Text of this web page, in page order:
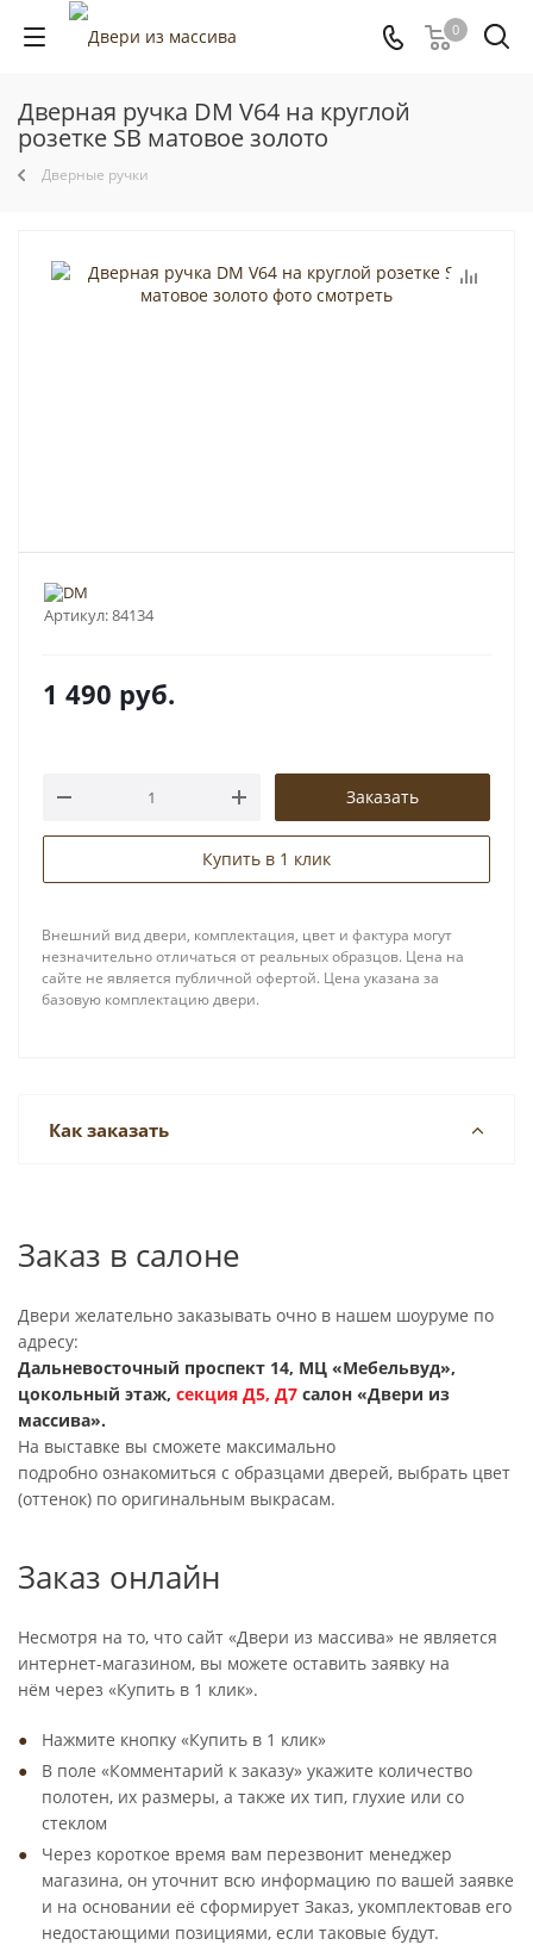
0
Дверная ручка DM V64 на круглой
розетке SB матовое золото
Дверные ручки
Артикул:84134
1 490 руб.
Заказать
Купить в 1 клик
Внешний вид двери, комплектация, цвет и фактура могут
незначительно отличаться от реальных образцов. Цена на
сайте не является публичной офертой. Цена указана за
базовую комплектацию двери.
Как заказать
Заказ в салоне
Двери желательно заказывать очно в нашем шоуруме по
адресу:
Дальневосточный проспект 14, МЦ «Мебельвуд»,
цокольный этаж, секция Д5, Д7 салон «Двери из
массива».
На выставке вы сможете максимально
подробно ознакомиться с образцами дверей, выбрать цвет
(оттенок) по оригинальным выкрасам.
Заказ онлайн
Несмотря на то, что сайт «Двери из массива» не является
интернет-магазином, вы можете оставить заявку на
нём через «Купить в 1 клик».
Нажмите кнопку «Купить в 1 клик»
В поле «Комментарий к заказу» укажите количество
полотен, их размеры, а также их тип, глухие или со
стеклом
Через короткое время вам перезвонит менеджер
магазина, он уточнит всю информацию по вашей заявке
и на основании её сформирует Заказ, укомплектовав его
недостающими позициями, если таковые будут.